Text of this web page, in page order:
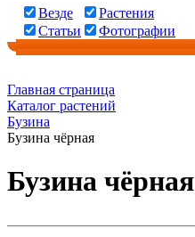
Везде
Растения
Статьи
Фотографии
Главная страница
Каталог растений
Бузина
Бузина чёрная
Бузина чёрная